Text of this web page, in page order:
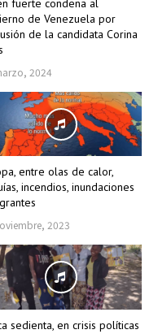
fuerte condena al
de Venezuela por
de la candidata Corina
2024
entre olas de calor,
incendios, inundaciones
2023
sedienta, en crisis políticas